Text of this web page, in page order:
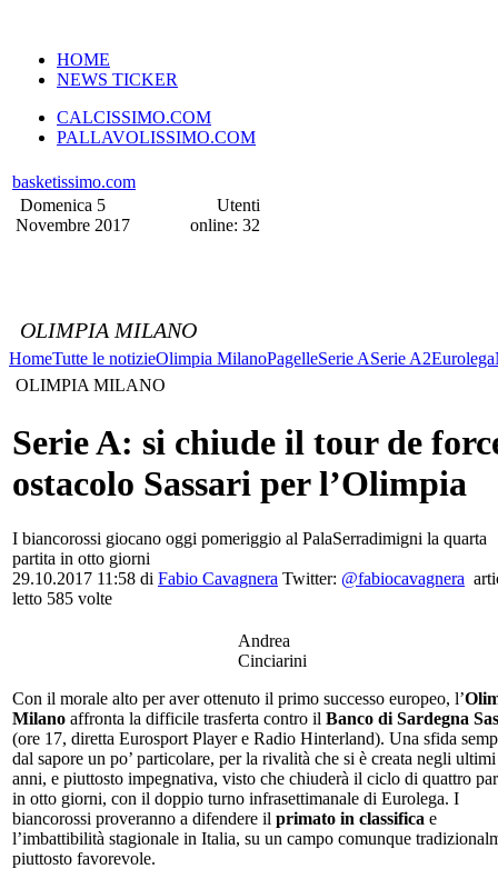
HOME
NEWS TICKER
CALCISSIMO.COM
PALLAVOLISSIMO.COM
basketissimo.com
Domenica 5
Novembre 2017
Utenti
online: 32
OLIMPIA MILANO
HomeTutte le notizieOlimpia MilanoPagelleSerie ASerie A2Eurolega
OLIMPIA MILANO
Serie A: si chiude il tour de
ostacolo Sassari per l’Olimpia
I biancorossi giocano oggi pomeriggio al PalaSerradimigni la quarta
partita in otto giorni
29.10.2017 11:58 di Fabio Cavagnera Twitter: @fabiocavagnera
letto 585 volte
Andrea
Cinciarini
Con il morale alto per aver ottenuto il primo successo europeo, l’
Milano affronta la difficile trasferta contro il Banco di Sardegna
(ore 17, diretta Eurosport Player e Radio Hinterland). Una sfida
dal sapore un po’ particolare, per la rivalità che si è creata negli ultimi
anni, e piuttosto impegnativa, visto che chiuderà il ciclo di quattro
in otto giorni, con il doppio turno infrasettimanale di Eurolega. I
biancorossi proveranno a difendere il primato in classifica e
l’imbattibilità stagionale in Italia, su un campo comunque
piuttosto favorevole.